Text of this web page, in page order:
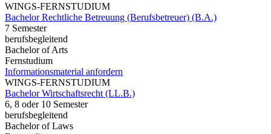
WINGS-FERNSTUDIUM
Bachelor Rechtliche Betreuung (Berufsbetreuer) (B.A.)
7 Semester
berufsbegleitend
Bachelor of Arts
Fernstudium
Informationsmaterial anfordern
WINGS-FERNSTUDIUM
Bachelor Wirtschaftsrecht (LL.B.)
6, 8 oder 10 Semester
berufsbegleitend
Bachelor of Laws